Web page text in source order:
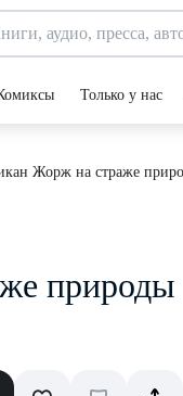
Только у нас
Жорж на страже
природы